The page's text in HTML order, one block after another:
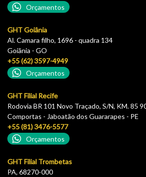
Orçamentos
GHT Goiânia
Al. Camara filho, 1696 - quadra 134
Goiãnia - GO
+55 (62) 3597-4949
Orçamentos
GHT Filial Recife
Rodovia BR 101 Novo Traçado, S/N, KM. 85
Comportas - Jaboatão dos Guararapes - PE
+55 (81) 3476-5577
Orçamentos
GHT Filial Trombetas
PA, 68270-000